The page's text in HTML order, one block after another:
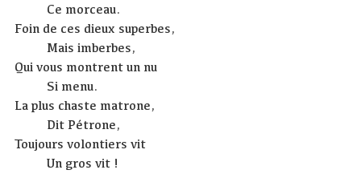
Ce morceau.
Foin de ces dieux superbes,
Mais imberbes,
Qui vous montrent un nu
Si menu.
La plus chaste matrone,
Dit Pétrone,
Toujours volontiers vit
Un gros vit !